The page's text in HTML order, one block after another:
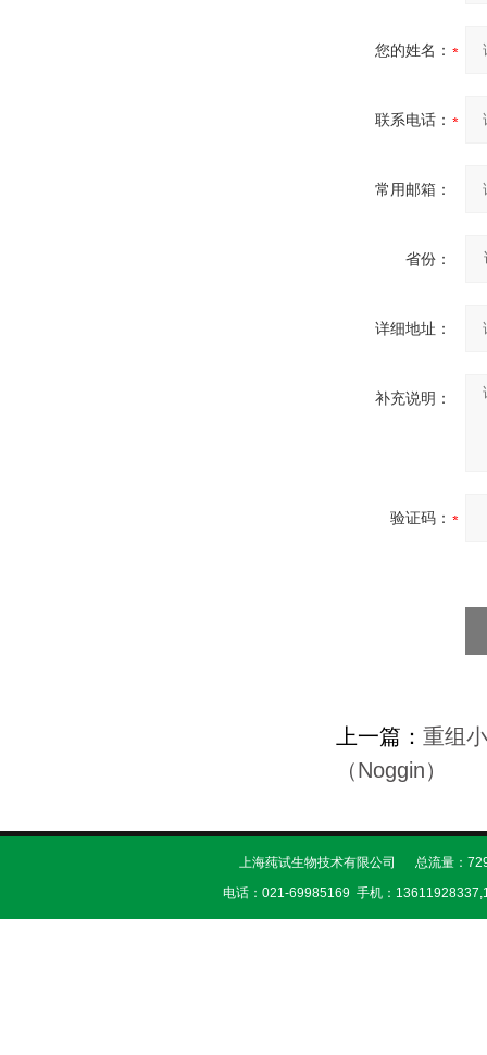
您的姓名：
联系电话：
常用邮箱：
省份：
详细地址：
补充说明：
验证码：
上一篇： 重组
（Noggin）
上海莼试生物技术有限公司 总流量：
电话：021-69985169 手机：